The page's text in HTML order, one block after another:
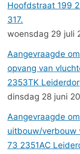
Hoofdstraat 199
317.
woensdag 29 juli
Aangevraagde
opvang van
2353TK
dinsdag 28 juni
Aangevraagde
uitbouw/verbouw
73 2351AC